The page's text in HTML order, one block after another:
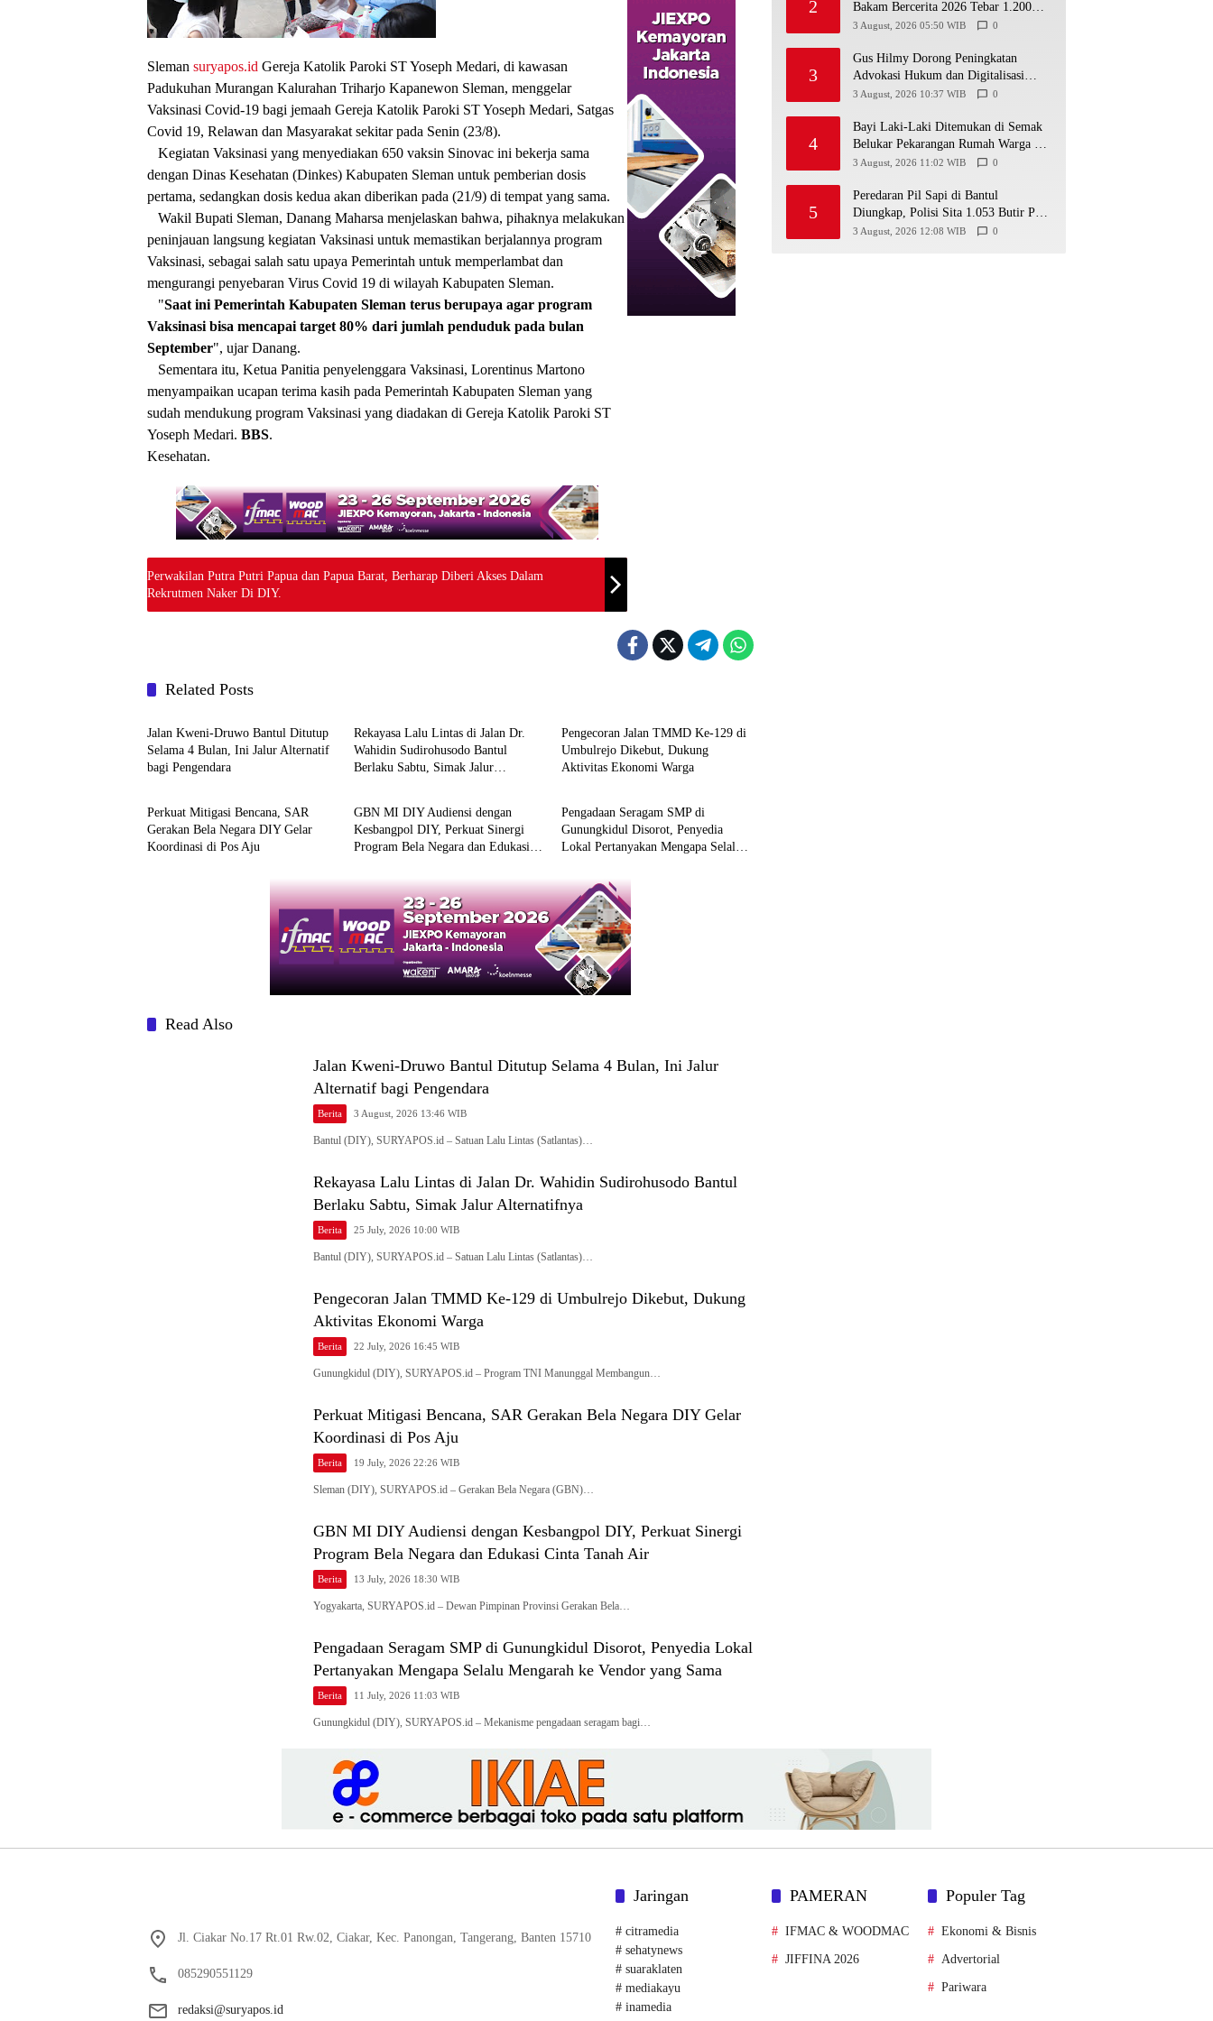
Sleman suryapos.id Gereja Katolik Paroki ST Yoseph Medari, di kawasan
Padukuhan Murangan Kalurahan Triharjo Kapanewon Sleman, menggelar
Vaksinasi Covid-19 bagi jemaah Gereja Katolik Paroki ST Yoseph Medari, Satgas
Covid 19, Relawan dan Masyarakat sekitar pada Senin (23/8).
Kegiatan Vaksinasi yang menyediakan 650 vaksin Sinovac ini bekerja sama
dengan Dinas Kesehatan (Dinkes) Kabupaten Sleman untuk pemberian dosis
pertama, sedangkan dosis kedua akan diberikan pada (21/9) di tempat yang sama.
Wakil Bupati Sleman, Danang Maharsa menjelaskan bahwa, pihaknya melakukan
peninjauan langsung kegiatan Vaksinasi untuk memastikan berjalannya program
Vaksinasi, sebagai salah satu upaya Pemerintah untuk memperlambat dan
mengurangi penyebaran Virus Covid 19 di wilayah Kabupaten Sleman.
"Saat ini Pemerintah Kabupaten Sleman terus berupaya agar program
Vaksinasi bisa mencapai target 80% dari jumlah penduduk pada bulan
September", ujar Danang.
Sementara itu, Ketua Panitia penyelenggara Vaksinasi, Lorentinus Martono
menyampaikan ucapan terima kasih pada Pemerintah Kabupaten Sleman yang
sudah mendukung program Vaksinasi yang diadakan di Gereja Katolik Paroki ST
Yoseph Medari. BBS.
Kesehatan.
Perwakilan Putra Putri Papua dan Papua Barat, Berharap Diberi Akses Dalam
Rekrutmen Naker Di DIY.
Related Posts
Berita
Jalan Kweni-Druwo Bantul Ditutup
Selama 4 Bulan, Ini Jalur Alternatif
bagi Pengendara
Rekayasa Lalu Lintas di Jalan Dr.
Wahidin Sudirohusodo Bantul
Berlaku Sabtu, Simak Jalur
Pengecoran Jalan TMMD Ke-129 di
Umbulrejo Dikebut, Dukung
Aktivitas Ekonomi Warga
Berita
Perkuat Mitigasi Bencana, SAR
Gerakan Bela Negara DIY Gelar
Koordinasi di Pos Aju
GBN MI DIY Audiensi dengan
Kesbangpol DIY, Perkuat Sinergi
Program Bela Negara dan Edukasi
Pengadaan Seragam SMP di
Gunungkidul Disorot, Penyedia
Lokal Pertanyakan Mengapa Selalu
Read Also
Jalan Kweni-Druwo Bantul Ditutup Selama 4 Bulan, Ini Jalur
Alternatif bagi Pengendara
Berita 3 August, 2026 13:46 WIB
Bantul (DIY), SURYAPOS.id – Satuan Lalu Lintas (Satlantas)…
Rekayasa Lalu Lintas di Jalan Dr. Wahidin Sudirohusodo Bantul
Berlaku Sabtu, Simak Jalur Alternatifnya
Berita 25 July, 2026 10:00 WIB
Bantul (DIY), SURYAPOS.id – Satuan Lalu Lintas (Satlantas)…
Pengecoran Jalan TMMD Ke-129 di Umbulrejo Dikebut, Dukung
Aktivitas Ekonomi Warga
Berita 22 July, 2026 16:45 WIB
Gunungkidul (DIY), SURYAPOS.id – Program TNI Manunggal Membangun…
Perkuat Mitigasi Bencana, SAR Gerakan Bela Negara DIY Gelar
Koordinasi di Pos Aju
Berita 19 July, 2026 22:26 WIB
Sleman (DIY), SURYAPOS.id – Gerakan Bela Negara (GBN)…
GBN MI DIY Audiensi dengan Kesbangpol DIY, Perkuat Sinergi
Program Bela Negara dan Edukasi Cinta Tanah Air
Berita 13 July, 2026 18:30 WIB
Yogyakarta, SURYAPOS.id – Dewan Pimpinan Provinsi Gerakan Bela…
Pengadaan Seragam SMP di Gunungkidul Disorot, Penyedia Lokal
Pertanyakan Mengapa Selalu Mengarah ke Vendor yang Sama
Berita 11 July, 2026 11:03 WIB
Gunungkidul (DIY), SURYAPOS.id – Mekanisme pengadaan seragam bagi…
2
Bakam Bercerita 2026 Tebar 1.200
Bibit Mangrove di Sungai Air Layang
3 August, 2026 05:50 WIB 0
3
Gus Hilmy Dorong Peningkatan
Advokasi Hukum dan Digitalisasi
Gerakan Meningkatkan Kualitas PMII
3 August, 2026 10:37 WIB 0
4
Bayi Laki-Laki Ditemukan di Semak
Belukar Pekarangan Rumah Warga di
Semin, Tali Pusar Masih Menempel
3 August, 2026 11:02 WIB 0
5
Peredaran Pil Sapi di Bantul
Diungkap, Polisi Sita 1.053 Butir Pil
Berlogo Y
3 August, 2026 12:08 WIB 0
Jl. Ciakar No.17 Rt.01 Rw.02, Ciakar, Kec. Panongan, Tangerang, Banten 15710
085290551129
redaksi@suryapos.id
Jaringan
# citramedia
# sehatynews
# suaraklaten
# mediakayu
# inamedia
PAMERAN
IFMAC & WOODMAC
JIFFINA 2026
Populer Tag
Ekonomi & Bisnis
Advertorial
Pariwara